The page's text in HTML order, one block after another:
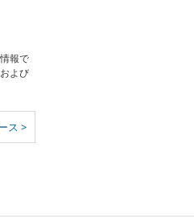
報で
よび
ス >